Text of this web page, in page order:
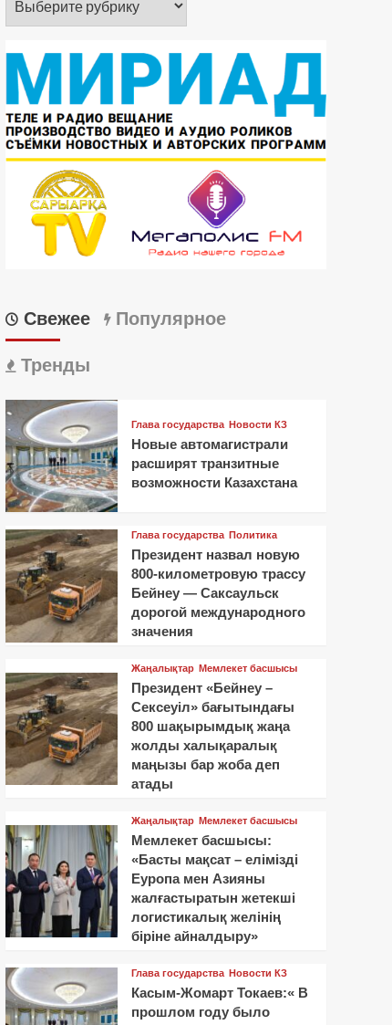
Свежее Популярное
Тренды
Глава государства Новости КЗ
Новые автомагистрали
расширят транзитные
возможности Казахстана
Глава государства Политика
Президент назвал новую
800-километровую трассу
Бейнеу — Саксаульск
дорогой международного
значения
Жаңалықтар Мемлекет басшысы
Президент «Бейнеу –
Сексеуіл» бағытындағы
800 шақырымдық жаңа
жолды халықаралық
маңызы бар жоба деп
атады
Жаңалықтар Мемлекет басшысы
Мемлекет басшысы:
«Басты мақсат – елімізді
Еуропа мен Азияны
жалғастыратын жетекші
логистикалық желінің
біріне айналдыру»
Глава государства Новости КЗ
Касым-Жомарт Токаев:« В
прошлом году было